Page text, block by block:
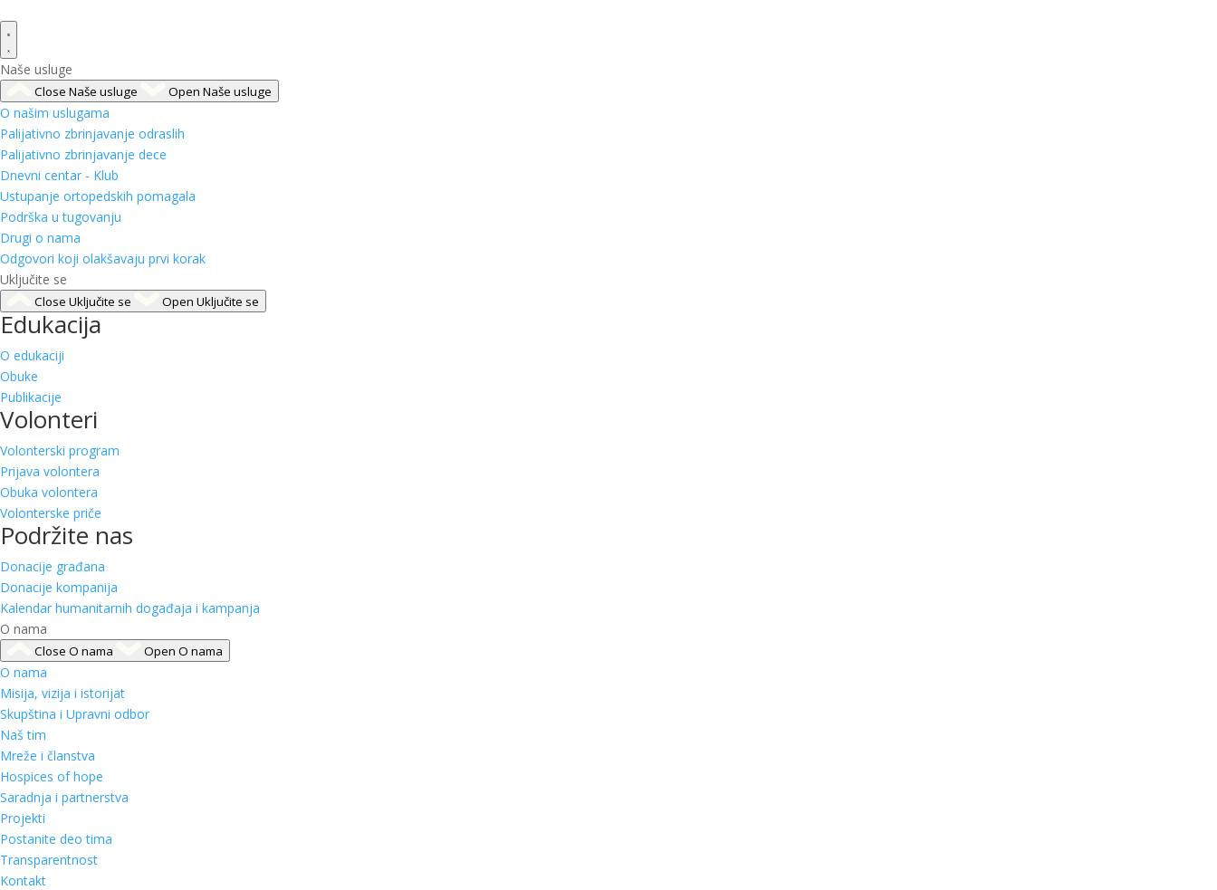
Naše usluge
Close Naše usluge Open Naše usluge
O našim uslugama
Palijativno zbrinjavanje odraslih
Palijativno zbrinjavanje dece
Dnevni centar - Klub
Ustupanje ortopedskih pomagala
Podrška u tugovanju
Drugi o nama
Odgovori koji olakšavaju prvi korak
Uključite se
Close Uključite se Open Uključite se
Edukacija
O edukaciji
Obuke
Publikacije
Volonteri
Volonterski program
Prijava volontera
Obuka volontera
Volonterske priče
Podržite nas
Donacije građana
Donacije kompanija
Kalendar humanitarnih događaja i kampanja
O nama
Close O nama Open O nama
O nama
Misija, vizija i istorijat
Skupština i Upravni odbor
Naš tim
Mreže i članstva
Hospices of hope
Saradnja i partnerstva
Projekti
Postanite deo tima
Transparentnost
Kontakt